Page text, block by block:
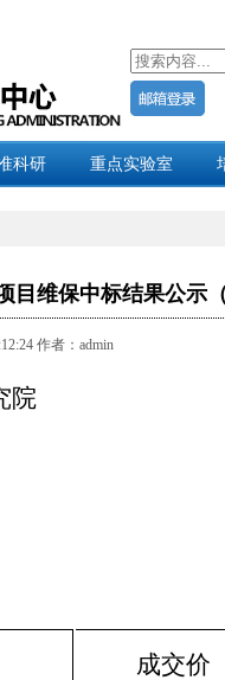
科研 重点实验室
维保中标结果公示（
作者：admin
院
成交价